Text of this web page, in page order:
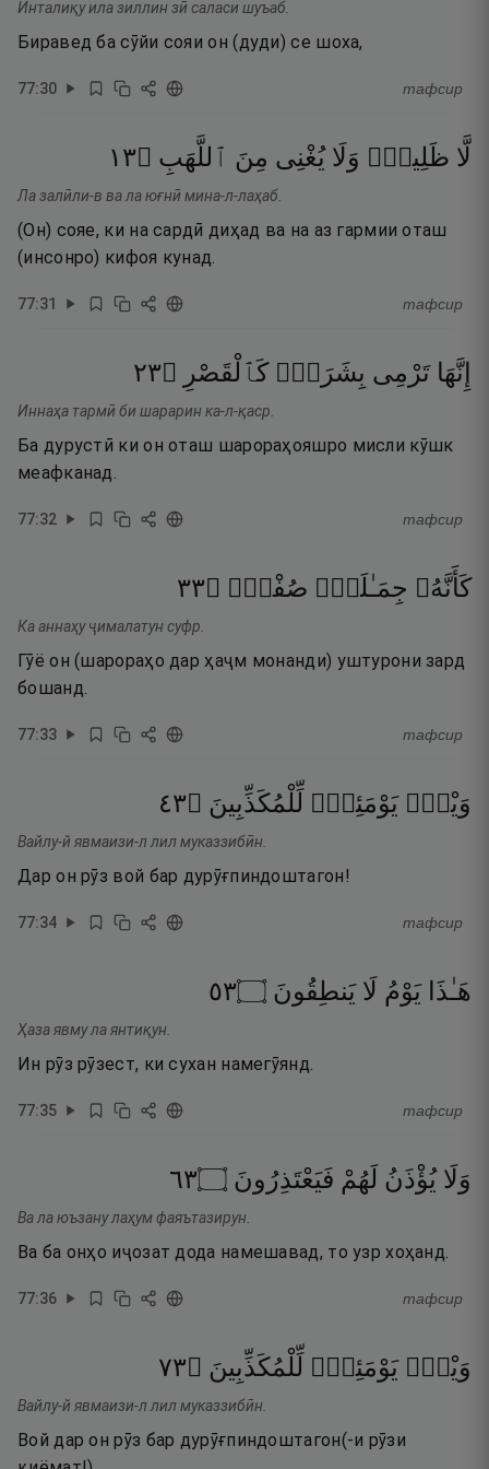
Инталиқу ила зиллин зӣ саласи шуъаб.
Биравед ба сӯйи сояи он (дуди) се шоха,
77:30 тафсир
لَّا ظَلِيلٍۢ وَلَا يُغْنِى مِنَ ٱللَّهَبِ ۝٣١
Ла залӣли-в ва ла юғнӣ мина-л-лаҳаб.
(Он) сояе, ки на сардӣ диҳад ва на аз гармии оташ
(инсонро) кифоя кунад.
77:31 тафсир
إِنَّهَا تَرْمِى بِشَرَرٍۢ كَٱلْقَصْرِ ۝٣٢
Иннаҳа тармӣ би шарарин ка-л-қаср.
Ба дурустӣ ки он оташ шарораҳояшро мисли кӯшк
меафканад.
77:32 тафсир
كَأَنَّهُۥ جِمَـٰلَتٌۭ صُفْرٌۭ ۝٣٣
Ка аннаҳу ҷималатун суфр.
Гӯё он (шарораҳо дар ҳаҷм монанди) уштурони зард
бошанд.
77:33 тафсир
وَيْلٌۭ يَوْمَئِذٍۢ لِّلْمُكَذِّبِينَ ۝٣٤
Вайлу-й явмаизи-л лил муказзибӣн.
Дар он рӯз вой бар дурӯғпиндоштагон!
77:34 тафсир
هَـٰذَا يَوْمُ لَا يَنطِقُونَ ۝٣٥
Ҳаза явму ла янтиқун.
Ин рӯз рӯзест, ки сухан намегӯянд.
77:35 тафсир
وَلَا يُؤْذَنُ لَهُمْ فَيَعْتَذِرُونَ ۝٣٦
Ва ла юъзану лаҳум фаяътазирун.
Ва ба онҳо иҷозат дода намешавад, то узр хоҳанд.
77:36 тафсир
وَيْلٌۭ يَوْمَئِذٍۢ لِّلْمُكَذِّبِينَ ۝٣٧
Вайлу-й явмаизи-л лил муказзибӣн.
Вой дар он рӯз бар дурӯғпиндоштагон(-и рӯзи